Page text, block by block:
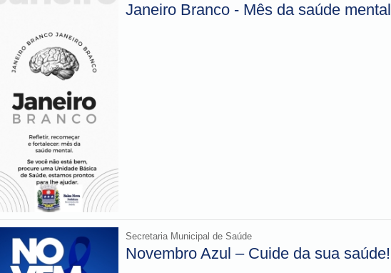
Janeiro Branco - Mês da saúde mental
Secretaria Municipal de Saúde
Novembro Azul – Cuide da sua saúde!